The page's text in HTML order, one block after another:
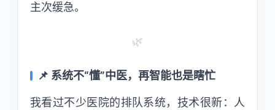
主次缓急。
🌿
📌 系统不“懂”中医，再智能也是瞎忙
我看过不少医院的排队系统，技术很新：人